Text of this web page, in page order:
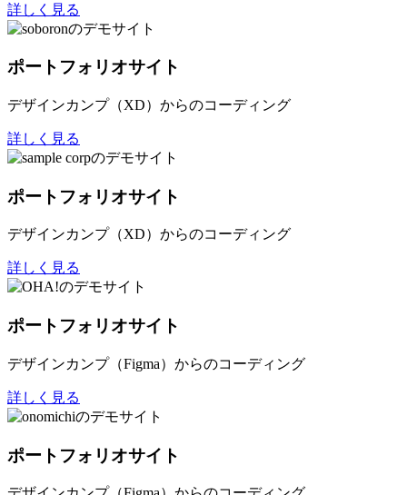
詳しく見る
ポートフォリオサイト
デザインカンプ（XD）からのコーディング
詳しく見る
ポートフォリオサイト
デザインカンプ（XD）からのコーディング
詳しく見る
ポートフォリオサイト
デザインカンプ（Figma）からのコーディング
詳しく見る
ポートフォリオサイト